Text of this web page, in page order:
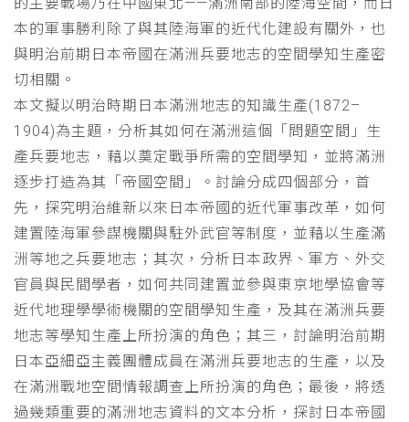
本的軍事勝利除了與其陸海軍的近代化建設有關外，也
與明治前期日本帝國在滿洲兵要地志的空間學知生產密
切相關。
本文擬以明治時期日本滿洲地志的知識生產(1872–
1904)為主題，分析其如何在滿洲這個「問題空間」生
產兵要地志，藉以奠定戰爭所需的空間學知，並將滿洲
逐步打造為其「帝國空間」。討論分成四個部分，首
先，探究明治維新以來日本帝國的近代軍事改革，如何
建置陸海軍參謀機關與駐外武官等制度，並藉以生產滿
洲等地之兵要地志；其次，分析日本政界、軍方、外交
官員與民間學者，如何共同建置並參與東京地學協會等
近代地理學學術機關的空間學知生產，及其在滿洲兵要
地志等學知生產上所扮演的角色；其三，討論明治前期
日本亞細亞主義團體成員在滿洲兵要地志的生產，以及
在滿洲戰地空間情報調查上所扮演的角色；最後，將透
過幾類重要的滿洲地志資料的文本分析，探討日本帝國